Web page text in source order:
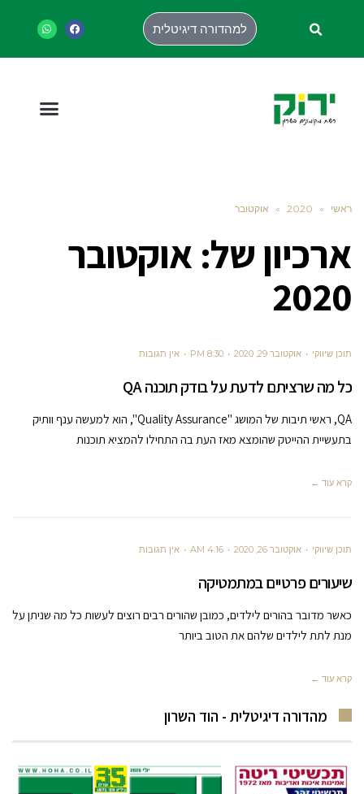
למהדורה דיגיטלית
ראשי »
2020
» אוקטובר
ארכיון של: אוקטובר
2020
תוכן שיווקי אוקטובר 29, 2020 8:30 PM אין תגובות
כל מה שרציתם לדעת על בודק תוכנה QA
QA, ראשי תיבות של המושג "Quality Assurance", הוא למעשה ענף וותיק
בתעשיית ההייטק שהומצא מאז העת בה התחילו להמציא תוכנות
קרא עוד ←
תוכן שיווקי אוקטובר 26, 2020 4:16 AM אין תגובות
שיעורים פרטיים במתמטיקה
כאשר מדובר בהורים לילדים, כמובן שהורים רבים רוצים לעשות כל מה שניתן על
מנת לתת לילדים שלהם את הטוב ביותר
קרא עוד ←
מהדורה דיגיטלית - הוד השרון